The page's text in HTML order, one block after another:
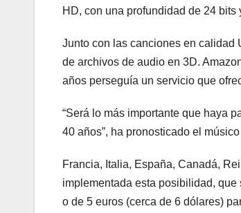
HD, con una profundidad de 24
Junto con las canciones en calidad
de archivos de audio en 3D.
años perseguía un servicio que
“Será lo más importante que haya
40 años”, ha pronosticado el
Francia, Italia, España, Canadá,
implementada esta posibilidad,
o de 5 euros (cerca de 6 dólares)